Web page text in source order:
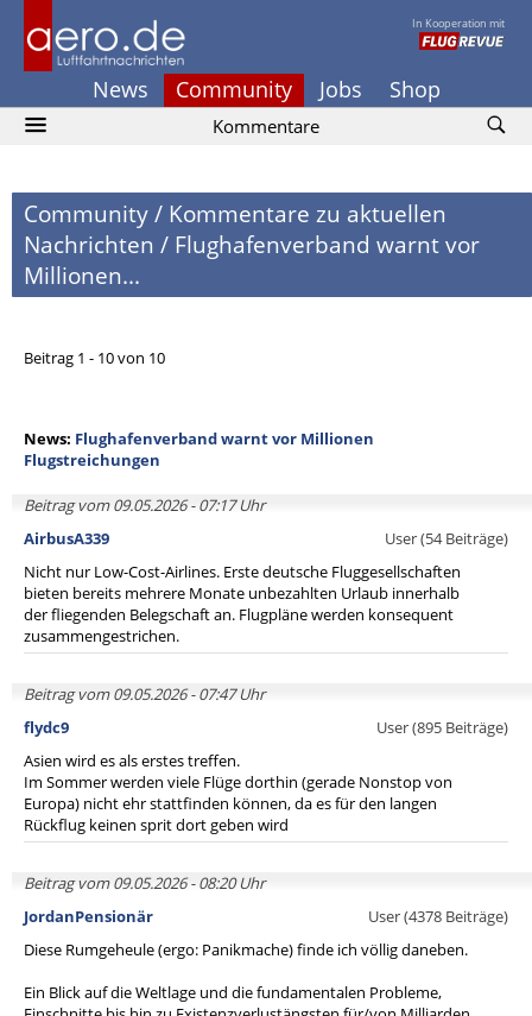
In Kooperation mit
News Community Jobs Shop
Kommentare
Community/ Kommentare zu aktuellen
Nachrichten / Flughafenverband warnt vor
Millionen...
Beitrag 1 - 10 von 10
News: Flughafenverband warnt vor Millionen
Flugstreichungen
Beitrag vom 09.05.2026 - 07:17 Uhr
AirbusA339
User (54 Beiträge)
Nicht nur Low-Cost-Airlines. Erste deutsche Fluggesellschaften
bieten bereits mehrere Monate unbezahlten Urlaub innerhalb
der fliegenden Belegschaft an. Flugpläne werden konsequent
zusammengestrichen.
Beitrag vom 09.05.2026 - 07:47 Uhr
flydc9
User (895 Beiträge)
Asien wird es als erstes treffen.
Im Sommer werden viele Flüge dorthin (gerade Nonstop von
Europa) nicht ehr stattfinden können, da es für den langen
Rückflug keinen sprit dort geben wird
Beitrag vom 09.05.2026 - 08:20 Uhr
JordanPensionär
User (4378 Beiträge)
Diese Rumgeheule (ergo: Panikmache) finde ich völlig daneben.
Ein Blick auf die Weltlage und die fundamentalen Probleme,